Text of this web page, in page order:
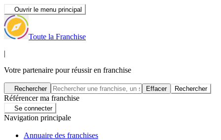
Ouvrir le menu principal
Toute la Franchise
|
Votre partenaire pour réussir en franchise
Rechercher Effacer Rechercher
Référencer ma franchise
Se connecter
Navigation principale
Annuaire des franchises